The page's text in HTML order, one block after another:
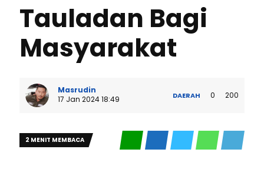
Tauladan Bagi
Masyarakat
Masrudin
17 Jan 2024 18:49
DAERAH 0 200
2 MENIT MEMBACA